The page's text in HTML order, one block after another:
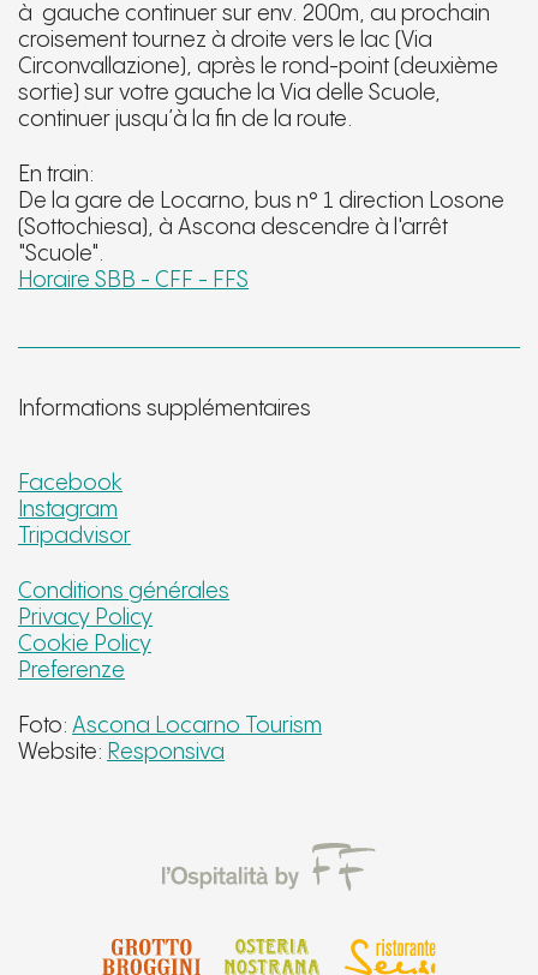
à gauche continuer sur env. 200m, au prochain
croisement tournez à droite vers le lac (Via
Circonvallazione), après le rond-point (deuxième
sortie) sur votre gauche la Via delle Scuole,
continuer jusqu’à la fin de la route.
En train:
De la gare de Locarno, bus n° 1 direction Losone
(Sottochiesa), à Ascona descendre à l'arrêt
"Scuole".
Horaire SBB - CFF - FFS
Informations supplémentaires
Facebook
Instagram
Tripadvisor
Conditions générales
Privacy Policy
Cookie Policy
Preferenze
Foto: Ascona Locarno Tourism
Website: Responsiva